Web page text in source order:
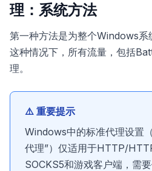
理：系统方法
第一种方法是为整个Windows系
这种情况下，所有流量，包括
理。
⚠️ 重要提示
Windows中的标准代理设置
代理”）仅适用于HTTP/
SOCKS5和游戏客户端，需